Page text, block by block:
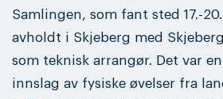
Samlingen, som fant sted 17.-
avholdt i Skjeberg med
som teknisk arrangør. Det var
innslag av fysiske øvelser fra